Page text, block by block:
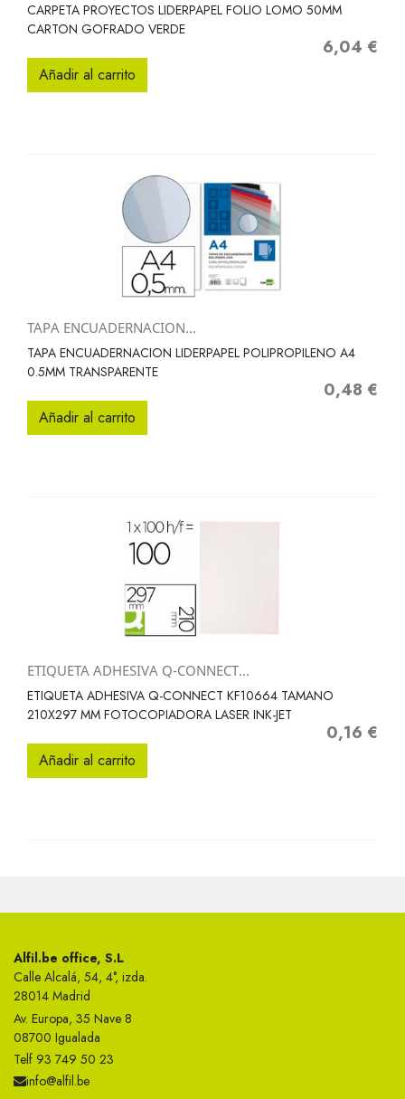
CARPETA PROYECTOS LIDERPAPEL FOLIO LOMO 50MM
CARTON GOFRADO VERDE
Precio
6,04 €
Añadir al carrito
TAPA ENCUADERNACION...
TAPA ENCUADERNACION LIDERPAPEL POLIPROPILENO A4
0.5MM TRANSPARENTE
Precio
0,48 €
Añadir al carrito
ETIQUETA ADHESIVA Q-CONNECT...
ETIQUETA ADHESIVA Q-CONNECT KF10664 TAMANO
210X297 MM FOTOCOPIADORA LASER INK-JET
Precio
0,16 €
Añadir al carrito
Alfil.be office, S.L
Calle Alcalá, 54, 4°, izda.
28014 Madrid
Av. Europa, 35 Nave 8
08700 Igualada
Telf 93 749 50 23
info@alfil.be